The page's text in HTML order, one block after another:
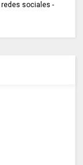
redes sociales -